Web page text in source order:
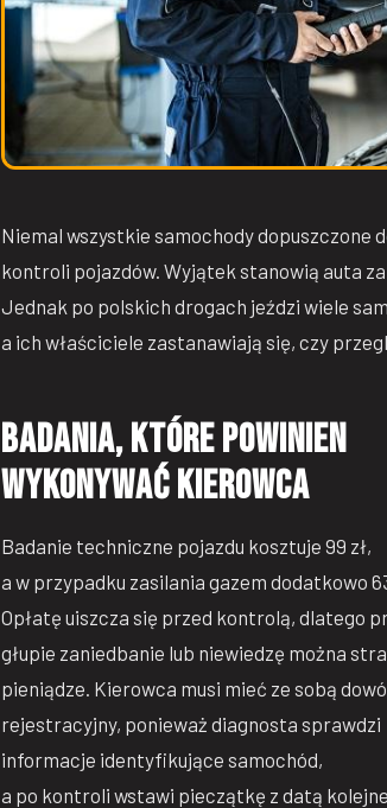
Niemal wszystkie samochody dopuszczone
kontroli pojazdów. Wyjątek stanowią auta
Jednak po polskich drogach jeździ wiele
a ich właściciele zastanawiają się, czy
Badania, które powinien
wykonywać kierowca
Badanie techniczne pojazdu kosztuje 99 zł,
a w przypadku zasilania gazem dodatkowo
Opłatę uiszcza się przed kontrolą, dlatego
głupie zaniedbanie lub niewiedzę można
pieniądze. Kierowca musi mieć ze sobą
rejestracyjny, ponieważ diagnosta sprawdzi
informacje identyfikujące samochód,
a po kontroli wstawi pieczątkę z datą